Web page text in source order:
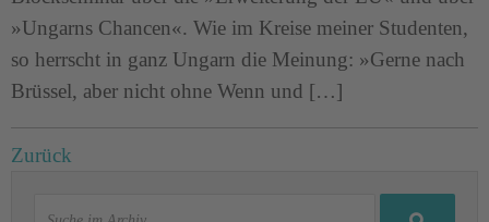
»Ungarns Chancen«. Wie im Kreise meiner Studenten,
so herrscht in ganz Ungarn die Meinung: »Gerne nach
Brüssel, aber nicht ohne Wenn und […]
Zurück